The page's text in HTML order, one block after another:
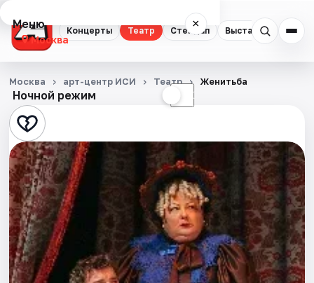
Концерты Театр Стендап Выставки
Меню ×
Москва
Концерты
Театр
Стендап
Выставки
Квесты
Экскурсии
Спорт
Ночной режим ☾
Москва арт-центр ИСИ Театр Женитьба